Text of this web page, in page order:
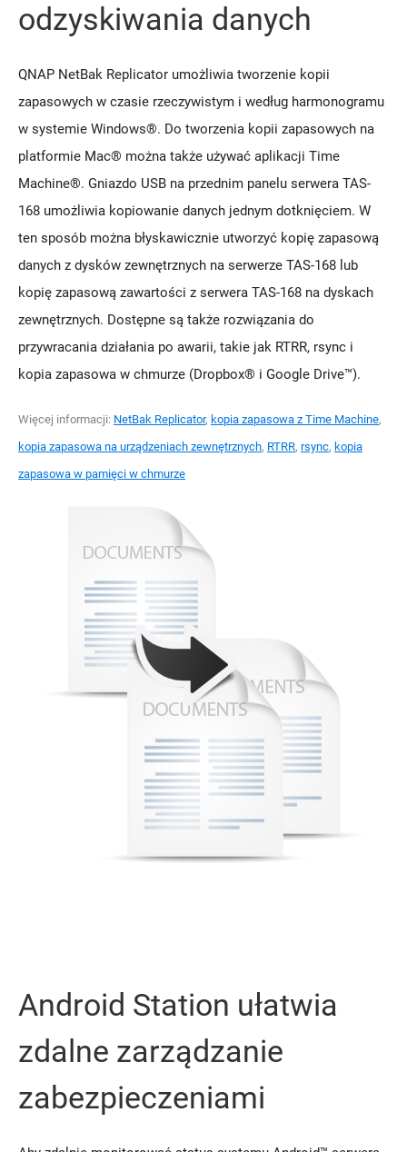
odzyskiwania danych
QNAP NetBak Replicator umożliwia tworzenie kopii
zapasowych w czasie rzeczywistym i według harmonogramu
w systemie Windows®. Do tworzenia kopii zapasowych na
platformie Mac® można także używać aplikacji Time
Machine®. Gniazdo USB na przednim panelu serwera TAS-
168 umożliwia kopiowanie danych jednym dotknięciem. W
ten sposób można błyskawicznie utworzyć kopię zapasową
danych z dysków zewnętrznych na serwerze TAS-168 lub
kopię zapasową zawartości z serwera TAS-168 na dyskach
zewnętrznych. Dostępne są także rozwiązania do
przywracania działania po awarii, takie jak RTRR, rsync i
kopia zapasowa w chmurze (Dropbox® i Google Drive™).
Więcej informacji: NetBak Replicator, kopia zapasowa z Time Machine,
kopia zapasowa na urządzeniach zewnętrznych, RTRR, rsync, kopia
zapasowa w pamięci w chmurze
Android Station ułatwia
zdalne zarządzanie
zabezpieczeniami